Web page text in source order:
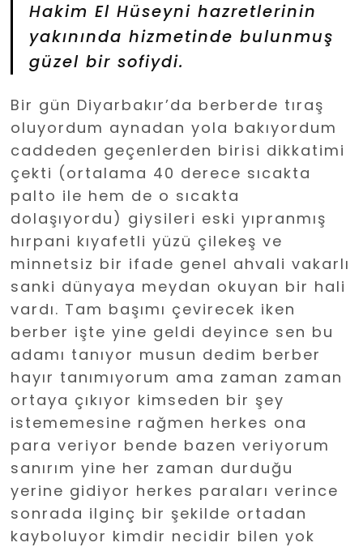
Hakim El Hüseyni hazretlerinin
yakınında hizmetinde bulunmuş
güzel bir sofiydi.
Bir gün Diyarbakır’da berberde tıraş
oluyordum aynadan yola bakıyordum
caddeden geçenlerden birisi dikkatimi
çekti (ortalama 40 derece sıcakta
palto ile hem de o sıcakta
dolaşıyordu) giysileri eski yıpranmış
hırpani kıyafetli yüzü çilekeş ve
minnetsiz bir ifade genel ahvali vakarlı
sanki dünyaya meydan okuyan bir hali
vardı. Tam başımı çevirecek iken
berber işte yine geldi deyince sen bu
adamı tanıyor musun dedim berber
hayır tanımıyorum ama zaman zaman
ortaya çıkıyor kimseden bir şey
istememesine rağmen herkes ona
para veriyor bende bazen veriyorum
sanırım yine her zaman durduğu
yerine gidiyor herkes paraları verince
sonrada ilginç bir şekilde ortadan
kayboluyor kimdir necidir bilen yok